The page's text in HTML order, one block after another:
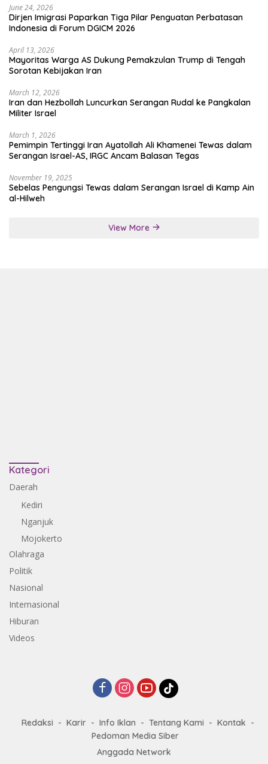
June 24, 2026
Dirjen Imigrasi Paparkan Tiga Pilar Penguatan Perbatasan
Indonesia di Forum DGICM 2026
April 13, 2026
Mayoritas Warga AS Dukung Pemakzulan Trump di Tengah
Sorotan Kebijakan Iran
March 12, 2026
Iran dan Hezbollah Luncurkan Serangan Rudal ke Pangkalan
Militer Israel
March 1, 2026
Pemimpin Tertinggi Iran Ayatollah Ali Khamenei Tewas dalam
Serangan Israel-AS, IRGC Ancam Balasan Tegas
November 19, 2025
Sebelas Pengungsi Tewas dalam Serangan Israel di Kamp Ain
al-Hilweh
View More
Kategori
Daerah
Kediri
Nganjuk
Mojokerto
Olahraga
Politik
Nasional
Internasional
Hiburan
Videos
Redaksi Karir Info Iklan Tentang Kami
Kontak
Pedoman Media Siber
Anggada Network